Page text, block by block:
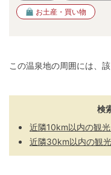
お土産・買い物
この温泉地の周囲には、
検
近隣10km以内の観
近隣30km以内の観